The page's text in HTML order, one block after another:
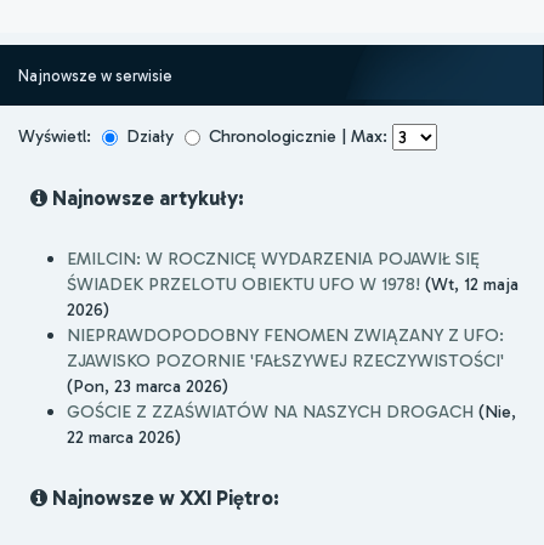
Najnowsze w serwisie
Wyświetl: Działy Chronologicznie | Max:
Najnowsze artykuły:
EMILCIN: W ROCZNICĘ WYDARZENIA POJAWIŁ SIĘ
ŚWIADEK PRZELOTU OBIEKTU UFO W 1978! (Wt, 12 maja
2026)
NIEPRAWDOPODOBNY FENOMEN ZWIĄZANY Z UFO:
ZJAWISKO POZORNIE 'FAŁSZYWEJ RZECZYWISTOŚCI'
(Pon, 23 marca 2026)
GOŚCIE Z ZZAŚWIATÓW NA NASZYCH DROGACH (Nie,
22 marca 2026)
Najnowsze w XXI Piętro: